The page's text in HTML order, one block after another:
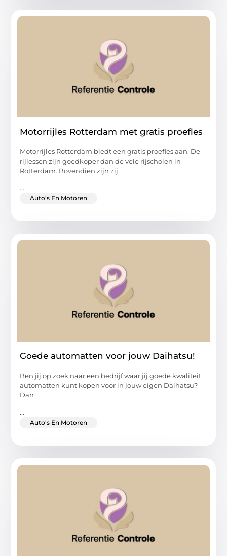
Motorrijles Rotterdam met gratis proefles
Motorrijles Rotterdam biedt een gratis proefles aan. De
rijlessen zijn goedkoper dan de vele rijscholen in
Rotterdam. Bovendien zijn zij
...
Auto's En Motoren
Goede automatten voor jouw Daihatsu!
Ben jij op zoek naar een bedrijf waar jij goede kwaliteit
automatten kunt kopen voor in jouw eigen Daihatsu?
Dan
...
Auto's En Motoren